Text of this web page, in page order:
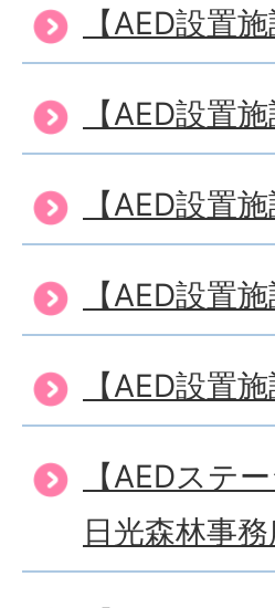
【AED設置
【AED設置
【AED設置
【AED設置
【AED設置
【AEDステ
日光森林事